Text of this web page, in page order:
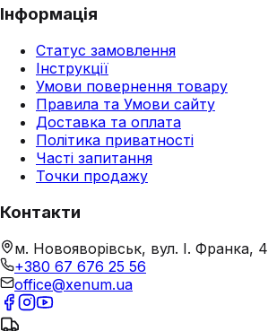
Інформація
Статус замовлення
Інструкції
Умови повернення товару
Правила та Умови сайту
Доставка та оплата
Політика приватності
Часті запитання
Точки продажу
Контакти
м. Новояворівськ, вул. І. Франка, 4
+380 67 676 25 56
office@xenum.ua